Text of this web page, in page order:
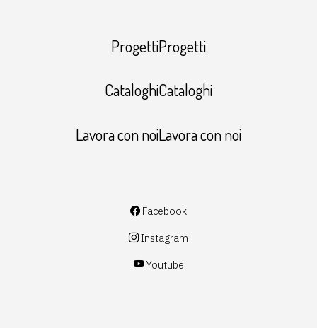
ProgettiProgetti
CataloghiCataloghi
Lavora con noiLavora con noi
Facebook
Instagram
Youtube